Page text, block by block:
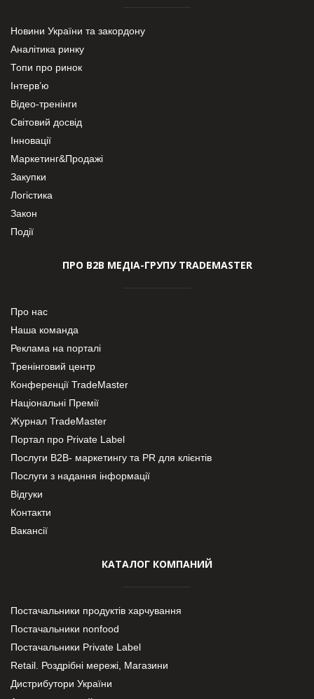
Новини України та закордону
Аналітика ринку
Топи про ринок
Інтерв’ю
Відео-тренінги
Світовий досвід
Інновації
Маркетинг&Продажі
Закупки
Логістика
Закон
Події
ПРО В2В МЕДІА-ГРУПУ TRADEMASTER
Про нас
Наша команда
Реклама на порталі
Тренінговий центр
Конференції TradeMaster
Національні Премії
Журнал TradeMaster
Портал про Private Label
Послуги В2В- маркетингу та PR для клієнтів
Послуги з надання інформації
Відгуки
Контакти
Вакансії
КАТАЛОГ КОМПАНИЙ
Постачальники продуктів харчування
Постачальники nonfood
Постачальники Private Label
Retail. Роздрібні мережі, Магазини
Дистрибутори України